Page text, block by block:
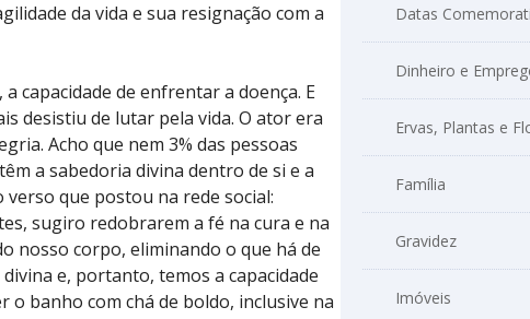
da vida e sua resignação com a
capacidade de enfrentar a doença. E
desistiu de lutar pela vida. O ator era
Acho que nem 3% das pessoas
a sabedoria divina dentro de si e a
verso que postou na rede social:
sugiro redobrarem a fé na cura e na
nosso corpo, eliminando o que há de
e, portanto, temos a capacidade
o banho com chá de boldo, inclusive na
Datas
Dinheiro e
Ervas, Plantas e
Família
Gravidez
Imóveis